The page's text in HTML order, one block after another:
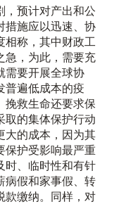
预计对产出和公
措施应以迅速、协
相称，其中财政工
急，为此，需要充
需要开展全球协
普遍低成本的疫
挽救生命还要求保
的集体保护行动
大的成本，因为其
保护受影响最严重
时、临时性和有针
病假和家事假、转
款缴纳。同样，对